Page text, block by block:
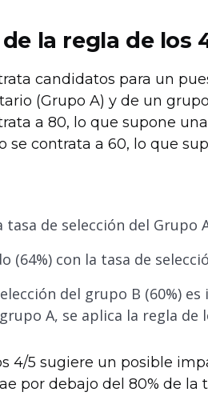
la regla de los
candidatos para un
(Grupo A) y de un
a 80, lo que supone
se contrata a 60, lo que
de selección del Grupo
(64%) con la tasa de
del grupo B (60%)
A, se aplica la regla de
4/5 sugiere un posible
por debajo del 80% de la